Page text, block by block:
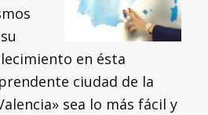
en ésta
ciudad de la
sea lo más fácil y